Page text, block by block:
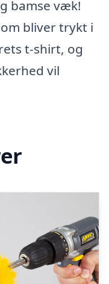
bamse væk!
bliver trykt i
t-shirt, og
vil